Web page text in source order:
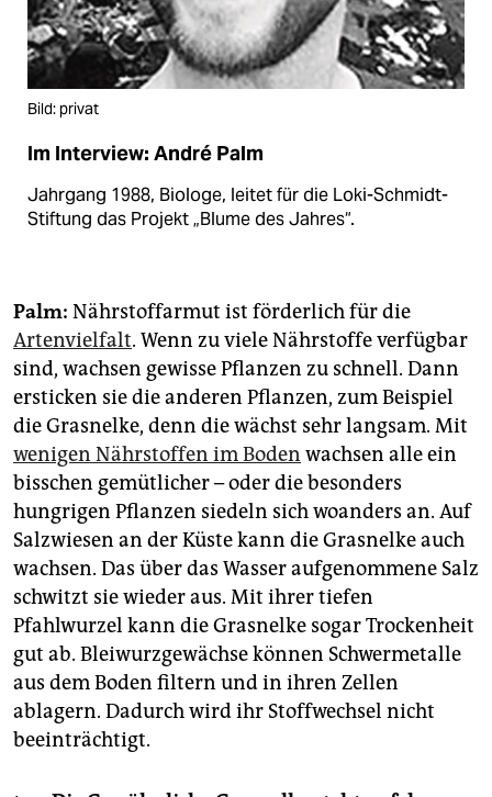
Bild: privat
Im Interview: André Palm
Jahrgang 1988, Biologe, leitet für die Loki-Schmidt-
Stiftung das Projekt „Blume des Jahres“.
Palm: Nährstoffarmut ist förderlich für die
Artenvielfalt. Wenn zu viele Nährstoffe verfügbar
sind, wachsen gewisse Pflanzen zu schnell. Dann
ersticken sie die anderen Pflanzen, zum Beispiel
die Grasnelke, denn die wächst sehr langsam. Mit
wenigen Nährstoffen im Boden wachsen alle ein
bisschen gemütlicher – oder die besonders
hungrigen Pflanzen siedeln sich woanders an. Auf
Salzwiesen an der Küste kann die Grasnelke auch
wachsen. Das über das Wasser aufgenommene Salz
schwitzt sie wieder aus. Mit ihrer tiefen
Pfahlwurzel kann die Grasnelke sogar Trockenheit
gut ab. Bleiwurzgewächse können Schwermetalle
aus dem Boden filtern und in ihren Zellen
ablagern. Dadurch wird ihr Stoffwechsel nicht
beeinträchtigt.